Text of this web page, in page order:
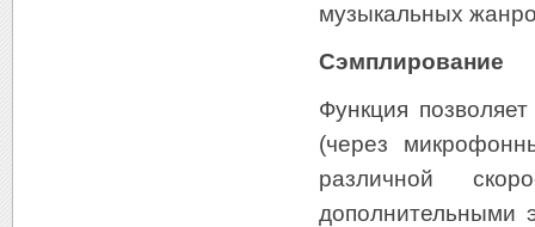
музыкальных
Сэмплирование
Функция
(через
различной
дополнительными